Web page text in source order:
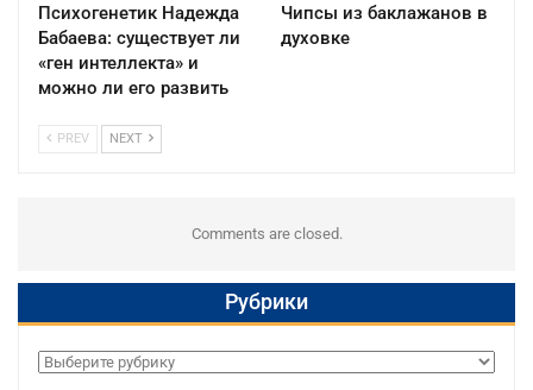
Психогенетик Надежда
Бабаева: существует ли
«ген интеллекта» и
можно ли его развить
Чипсы из баклажанов в
духовке
PREV NEXT
Comments are closed.
Рубрики
Рубрики